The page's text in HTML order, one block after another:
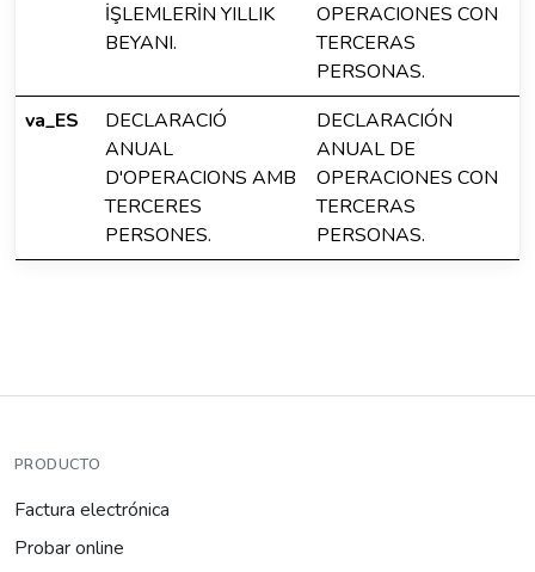
İŞLEMLERİN YILLIK
BEYANI.
OPERACIONES CON
TERCERAS
PERSONAS.
va_ES
DECLARACIÓ
ANUAL
D'OPERACIONS AMB
TERCERES
PERSONES.
DECLARACIÓN
ANUAL DE
OPERACIONES CON
TERCERAS
PERSONAS.
PRODUCTO
Factura electrónica
Probar online